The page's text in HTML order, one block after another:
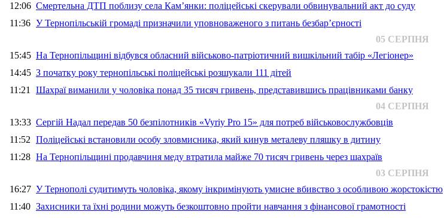
12:06 Смертельна ДТП поблизу села Кам’янки: поліцейські скерували обвинувальний акт до суду
11:36 У Тернопільській громаді призначили уповноваженого з питань безбар’єрності
05 СЕРПНЯ
15:45 На Тернопільщині відбувся обласний військово-патріотичний вишкільний табір «Легіонер»
14:45 З початку року тернопільські поліцейські розшукали 111 дітей
11:21 Шахраї виманили у чоловіка понад 35 тисяч гривень, представившись працівниками банку
04 СЕРПНЯ
13:33 Сергій Надал передав 50 безпілотників «Vyriy Pro 15» для потреб військовослужбовців
11:52 Поліцейські встановили особу зловмисника, який кинув металеву пляшку в дитину
11:28 На Тернопільщині продавчиня меду втратила майже 70 тисяч гривень через шахраїв
03 СЕРПНЯ
16:27 У Тернополі судитимуть чоловіка, якому інкримінують умисне вбивство з особливою жорстокістю
11:40 Захисники та їхні родини можуть безкоштовно пройти навчання з фінансової грамотності